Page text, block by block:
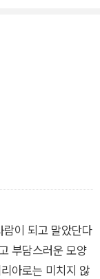
전승민, 해설)들
.
이 되고 말았단다
부담스러운 모양
아로는 미치지 않